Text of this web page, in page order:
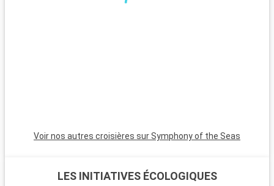
calme, Pompano Beach et Hollywood Beach sont des choix
Voir nos autres croisières sur Symphony of the Seas
LES INITIATIVES ÉCOLOGIQUES